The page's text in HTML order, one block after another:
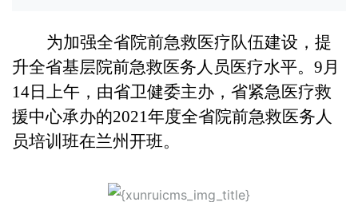
为加强全省院前急救医疗队伍建设，提
升全省基层院前急救医务人员医疗水平。9月
14日上午，由省卫健委主办，省紧急医疗救
援中心承办的2021年度全省院前急救医务人
员培训班在兰州开班。